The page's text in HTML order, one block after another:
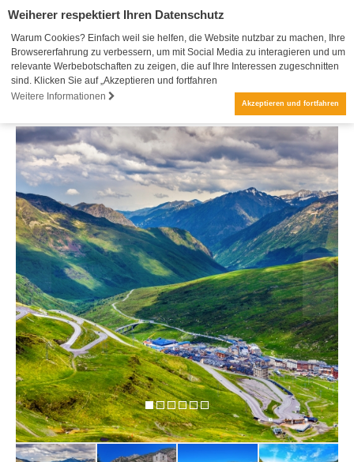
Weiherer respektiert Ihren Datenschutz
Warum Cookies? Einfach weil sie helfen, die Website nutzbar zu machen, Ihre
Browsererfahrung zu verbessern, um mit Social Media zu interagieren und um
relevante Werbebotschaften zu zeigen, die auf Ihre Interessen zugeschnitten
sind. Klicken Sie auf „Akzeptieren und fortfahren
Weitere Informationen
Akzeptieren und fortfahren